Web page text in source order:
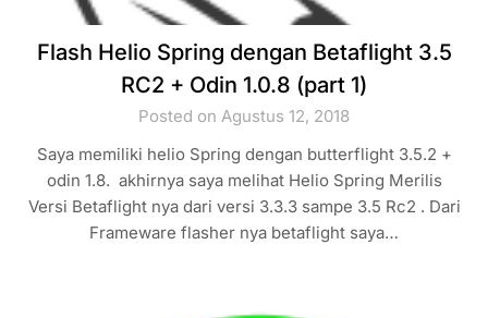
Flash Helio Spring dengan Betaflight 3.5
RC2 + Odin 1.0.8 (part 1)
Posted on Agustus 12, 2018
Saya memiliki helio Spring dengan butterflight 3.5.2 +
odin 1.8. akhirnya saya melihat Helio Spring Merilis
Versi Betaflight nya dari versi 3.3.3 sampe 3.5 Rc2 . Dari
Frameware flasher nya betaflight saya…